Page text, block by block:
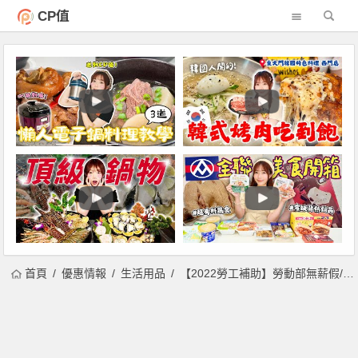
CP值
首頁 優惠情報 生活用品 【2022勞工補助】勞動部無薪假/就業課程/打工補助金及線上申請紓困辦法！